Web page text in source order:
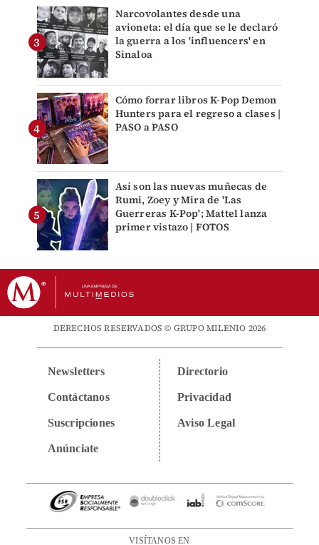
Narcovolantes desde una
avioneta: el día que se le declaró
la guerra a los 'influencers' en
Sinaloa
Cómo forrar libros K-Pop Demon
Hunters para el regreso a clases |
PASO a PASO
Así son las nuevas muñecas de
Rumi, Zoey y Mira de 'Las
Guerreras K-Pop'; Mattel lanza
primer vistazo | FOTOS
DERECHOS RESERVADOS © GRUPO MILENIO 2026
Newsletters
Contáctanos
Suscripciones
Anúnciate
Directorio
Privacidad
Aviso Legal
VISÍTANOS EN